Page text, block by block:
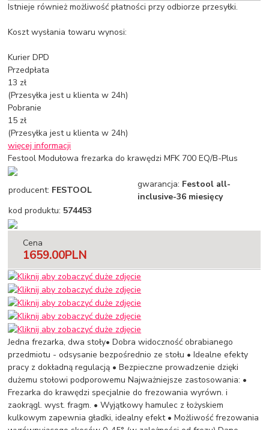
Istnieje również możliwość płatności przy odbiorze przesyłki.
Koszt wysłania towaru wynosi:
Kurier DPD
Przedpłata
13 zł
(Przesyłka jest u klienta w 24h)
Pobranie
15 zł
(Przesyłka jest u klienta w 24h)
więcej informacji
Festool Modułowa frezarka do krawędzi MFK 700 EQ/B-Plus
producent: FESTOOL
gwarancja: Festool all-
inclusive-36 miesięcy
kod produktu: 574453
Cena
1659.00PLN
Jedna frezarka, dwa stoły• Dobra widoczność obrabianego
przedmiotu - odsysanie bezpośrednio ze stołu • Idealne efekty
pracy z dokładną regulacją • Bezpieczne prowadzenie dzięki
dużemu stołowi podporowemu Najważniejsze zastosowania: •
Frezarka do krawędzi specjalnie do frezowania wyrówn. i
zaokrągl. wyst. fragm. • Wyjątkowy hamulec z łożyskiem
kulkowym zapewnia gładki, idealny efekt • Możliwość frezowania